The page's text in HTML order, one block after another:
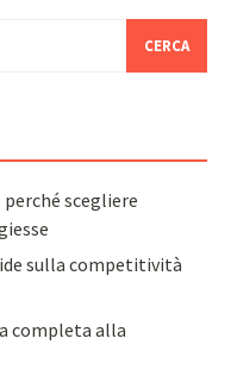
scegliere
sulla competitività
completa alla